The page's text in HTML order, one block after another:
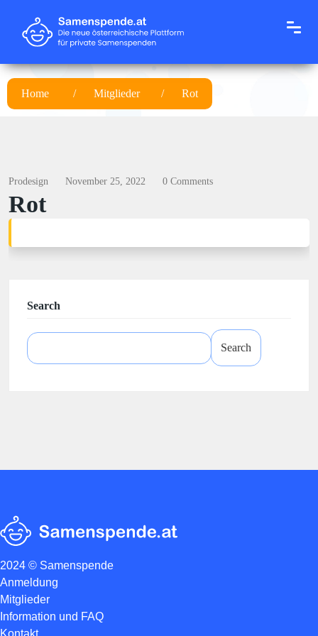
Home Mitglieder Rot
Prodesign November 25, 2022 0 Comments
Rot
Search
Search
for:
2024 © Samenspende
Anmeldung
Mitglieder
Information und FAQ
Kontakt